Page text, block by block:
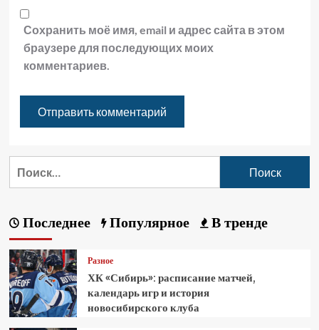
Сохранить моё имя, email и адрес сайта в этом
браузере для последующих моих
комментариев.
Последнее Популярное В тренде
Разное
ХК «Сибирь»: расписание матчей,
календарь игр и история
новосибирского клуба